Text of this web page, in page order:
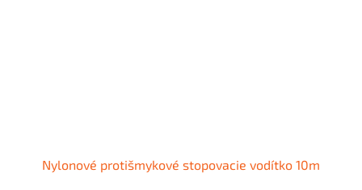
Nylonové protišmykové stopovacie vodítko 10m